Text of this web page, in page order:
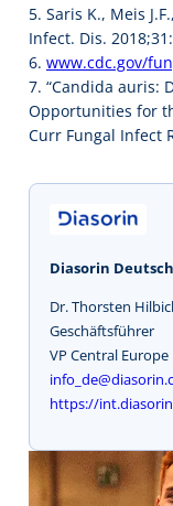
5. Saris K., Meis
Infect. Dis.
6. www.cdc.gov/
7. “Candida auris:
Opportunities for
Curr Fungal Infect
Diasorin
Dr. Thorsten
Geschäftsführer
VP Central Europe
https://